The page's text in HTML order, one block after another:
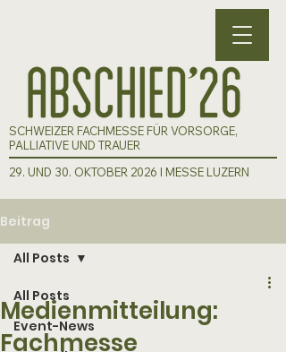
SCHWEIZER FACHMESSE FÜR VORSORGE,
PALLIATIVE UND TRAUER
29. UND 30. OKTOBER 2026 I MESSE LUZERN
Beitrag
All Posts
Event-News
All Posts
Medienmitteilung:
Fachmesse